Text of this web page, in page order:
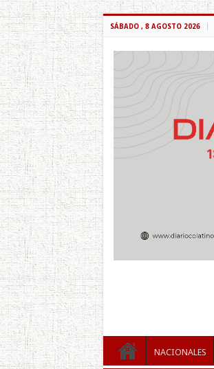
SÁBADO , 8 AGOSTO 2026
NACIONALES